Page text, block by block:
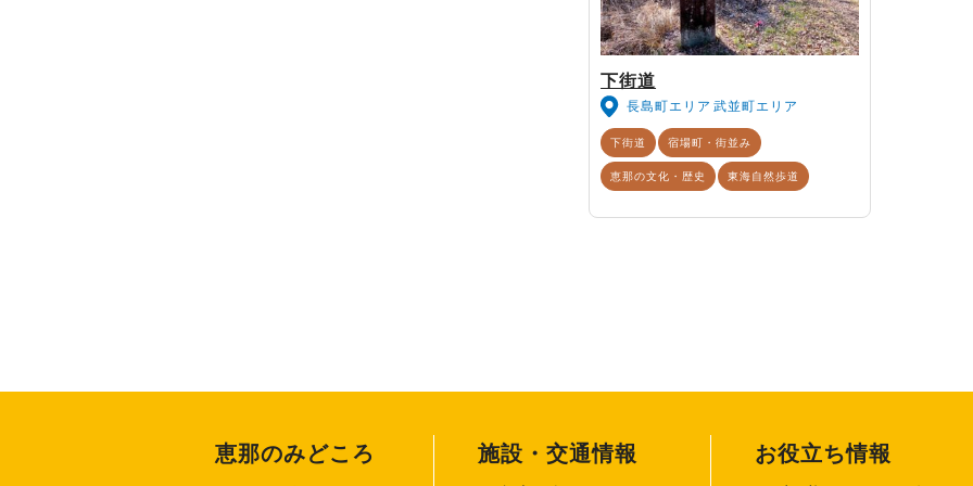
下街道
長島町エリア 武並町エリア
下街道 宿場町・街並み
恵那の文化・歴史 東海自然歩道
恵那のみどころ 施設・交通情報 お役立ち情報